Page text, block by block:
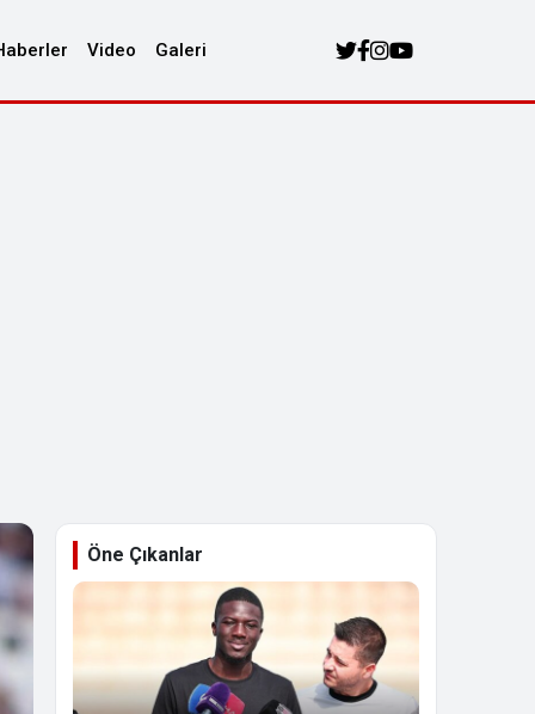
Video Galeri
Öne Çıkanlar